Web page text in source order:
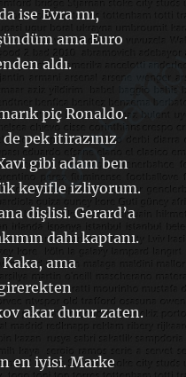
ise Evra mı,
ama Euro
aldı.
piç Ronaldo.
pek itirazınız
gibi adam ben
keyifle izliyorum.
dişlisi. Gerard’a
dahi kaptanı.
Kaka, ama
akar durur zaten.
en iyisi. Marke